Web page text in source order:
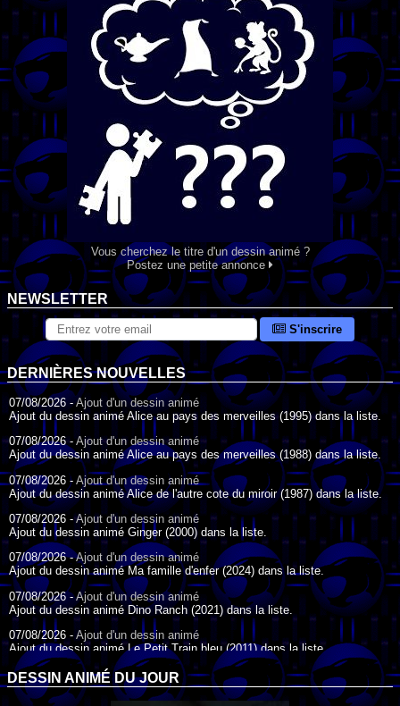
Vous cherchez le titre d'un dessin animé ?
Postez une petite annonce
NEWSLETTER
S'inscrire
DERNIÈRES NOUVELLES
07/08/2026 -Ajout d'un dessin animé
Ajout du dessin animé Alice au pays des merveilles (1995) dans la liste.
07/08/2026 -Ajout d'un dessin animé
Ajout du dessin animé Alice au pays des merveilles (1988) dans la liste.
07/08/2026 - Ajout d'un dessin animé
Ajout du dessin animé Alice de l'autre cote du miroir (1987) dans la liste.
07/08/2026 -Ajout d'un dessin animé
Ajout du dessin animé Ginger (2000) dans la liste.
07/08/2026 -Ajout d'un dessin animé
Ajout du dessin animé Ma famille d'enfer (2024) dans la liste.
07/08/2026 -Ajout d'un dessin animé
Ajout du dessin animé Dino Ranch (2021) dans la liste.
07/08/2026 - Ajout d'un dessin animé
Ajout du dessin animé Le Petit Train bleu (2011) dans la liste.
07/08/2026 - Ajout d'un dessin animé
Ajout du dessin animé Agent Spécial Oso (2009) dans la liste.
DESSIN ANIMÉ DU JOUR